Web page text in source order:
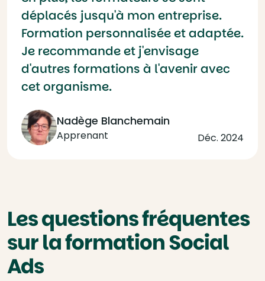
déplacés jusqu'à mon entreprise.
Formation personnalisée et adaptée.
Je recommande et j'envisage
d'autres formations à l'avenir avec
cet organisme.
Nadège Blanchemain
Apprenant Déc. 2024
Les questions fréquentes
sur la formation Social
Ads